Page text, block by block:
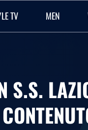
TV MEN
S.S.